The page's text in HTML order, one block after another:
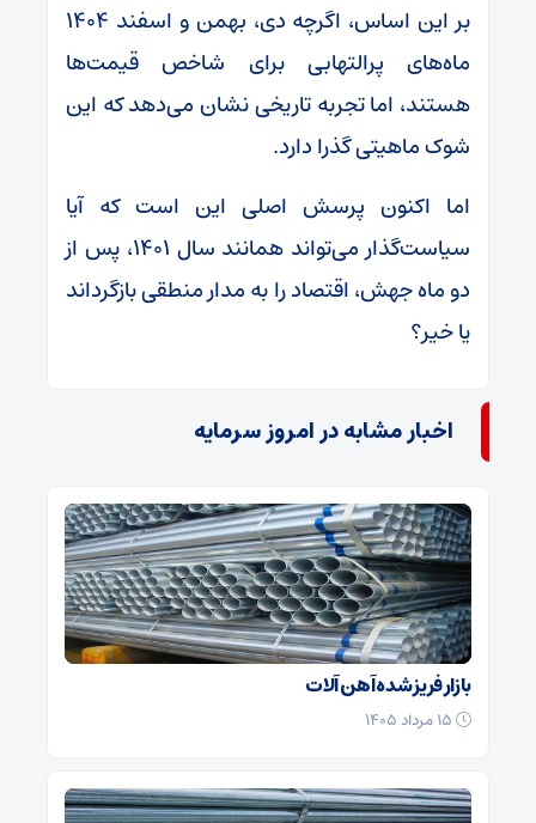
بر این اساس، اگرچه دی، بهمن و اسفند ۱۴۰۴
ماه‌های پرالتهابی برای شاخص قیمت‌ها
هستند، اما تجربه تاریخی نشان می‌دهد که این
شوک ماهیتی گذرا دارد.
اما اکنون پرسش اصلی این است که آیا
سیاست‌گذار می‌تواند همانند سال ۱۴۰۱، پس از
دو ماه جهش، اقتصاد را به مدار منطقی بازگرداند
یا خیر؟
اخبار مشابه در امروز سرمایه
بازار فریز شده آهن آلات